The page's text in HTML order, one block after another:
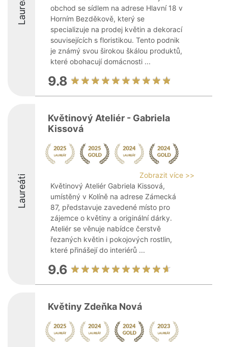
Laureáti
obchod se sídlem na adrese Hlavní 18 v
Horním Bezděkově, který se
specializuje na prodej květin a dekorací
souvisejících s floristikou. Tento podnik
je známý svou širokou škálou produktů,
které obohacují domácnosti ...
9.8
Laureáti
Květinový Ateliér - Gabriela
Kissová
Zobrazit více >>
Květinový Ateliér Gabriela Kissová,
umístěný v Kolíně na adrese Zámecká
87, představuje zavedené místo pro
zájemce o květiny a originální dárky.
Ateliér se věnuje nabídce čerstvě
řezaných květin i pokojových rostlin,
které přinášejí do interiérů ...
9.6
Květiny Zdeňka Nová